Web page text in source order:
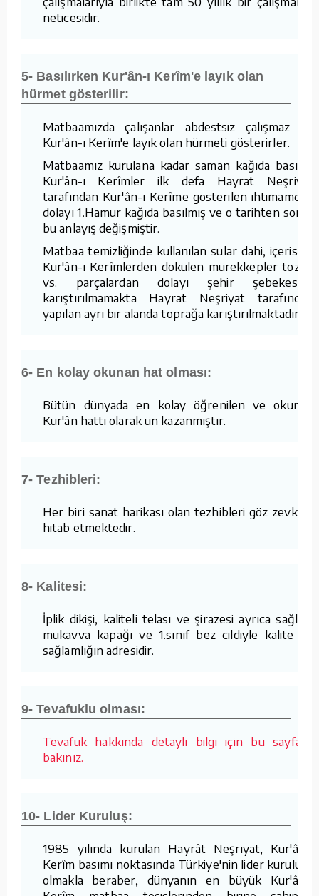
neticesidir.
5- Basılırken Kur'ân-ı Kerîm'e layık olan
hürmet gösterilir:
Matbaamızda çalışanlar abdestsiz çalışmaz ve
Kur'ân-ı Kerîm'e layık olan hürmeti gösterirler.
Matbaamız kurulana kadar saman kağıda basılan
Kur'ân-ı Kerîmler ilk defa Hayrat Neşriyat
tarafından Kur'ân-ı Kerîme gösterilen ihtimamdan
dolayı 1.Hamur kağıda basılmış ve o tarihten sonra
bu anlayış değişmiştir.
Matbaa temizliğinde kullanılan sular dahi, içerisine
Kur'ân-ı Kerîmlerden dökülen mürekkepler tozlar
vs. parçalardan dolayı şehir şebekesine
karıştırılmamakta Hayrat Neşriyat tarafından
yapılan ayrı bir alanda toprağa karıştırılmaktadır.
6- En kolay okunan hat olması:
Bütün dünyada en kolay öğrenilen ve okunan
Kur'ân hattı olarak ün kazanmıştır.
7- Tezhibleri:
Her biri sanat harikası olan tezhibleri göz zevkine
hitab etmektedir.
8- Kalitesi:
İplik dikişi, kaliteli telası ve şirazesi ayrıca sağlam
mukavva kapağı ve 1.sınıf bez cildiyle kalite ve
sağlamlığın adresidir.
9- Tevafuklu olması:
Tevafuk hakkında detaylı bilgi için bu sayfaya
bakınız.
10- Lider Kuruluş:
1985 yılında kurulan Hayrât Neşriyat, Kur'ân-ı
Kerîm basımı noktasında Türkiye'nin lider kuruluşu
olmakla beraber, dünyanın en büyük Kur'ân-ı